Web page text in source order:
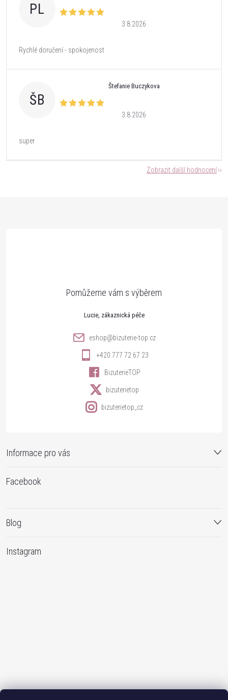
PL
3.8.2026
Rychlé doručení - spokojenost
ŠB
Štefanie Buczykova
3.8.2026
super
Zobrazit další hodnocení
Informace pro vás
Lucie
eshop@bizuterie-top.cz
+420 777 72 67 23
BizuterieTOP
bizuterietop
bizuterietop_cz
Facebook
Blog
Instagram